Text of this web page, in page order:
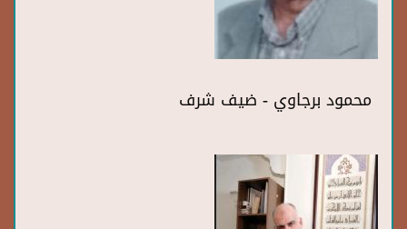
محمود برجاوي - ضيف شرف